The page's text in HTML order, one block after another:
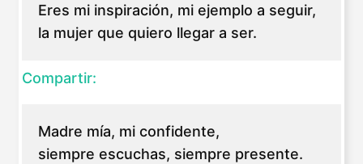
Eres mi inspiración, mi ejemplo a seguir,
la mujer que quiero llegar a ser.
Compartir:
Madre mía, mi confidente,
siempre escuchas, siempre presente.